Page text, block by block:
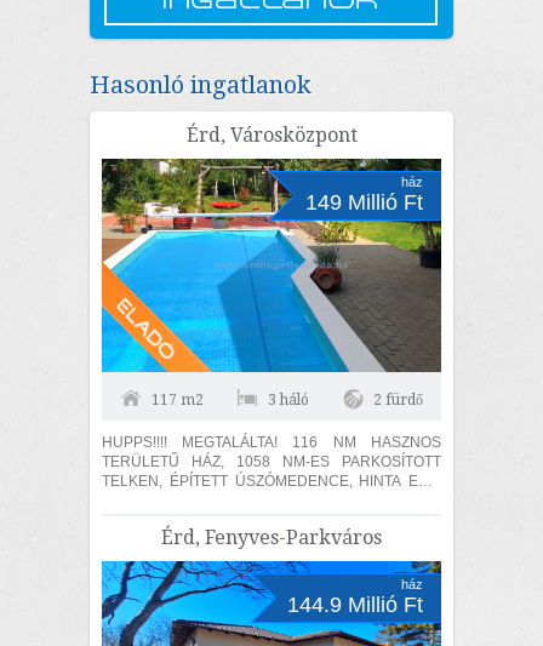
Hasonló ingatlanok
Érd, Városközpont
ház
149 Millió Ft
117 m2 3 háló 2 fürdő
HUPPS!!!! MEGTALÁLTA! 116 NM HASZNOS
TERÜLETŰ HÁZ, 1058 NM-ES PARKOSÍTOTT
TELKEN, ÉPÍTETT ÚSZÓMEDENCE, HINTA EU-s
SÖRCSAPOLÓ. Nézzük a...
Érd, Fenyves-Parkváros
ház
144.9 Millió Ft